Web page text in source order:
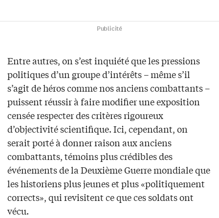
Publicité
Entre autres, on s’est inquiété que les pressions
politiques d’un groupe d’intérêts – même s’il
s’agit de héros comme nos anciens combattants –
puissent réussir à faire modifier une exposition
censée respecter des critères rigoureux
d’objectivité scientifique. Ici, cependant, on
serait porté à donner raison aux anciens
combattants, témoins plus crédibles des
événements de la Deuxième Guerre mondiale que
les historiens plus jeunes et plus «politiquement
corrects», qui revisitent ce que ces soldats ont
vécu.